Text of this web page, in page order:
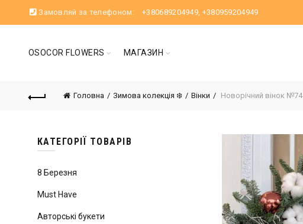
Замовляй за телефоном: +380689204949, +380959204949
OSOCOR FLOWERS МАГАЗИН
Головна Зимова колекція ❄️ Вінки Новорічний вінок №74
КАТЕГОРІЇ ТОВАРІВ
8 Березня
Must Have
Авторські букети